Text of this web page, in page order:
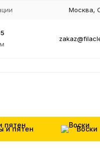
Москва,
и пятен Воски